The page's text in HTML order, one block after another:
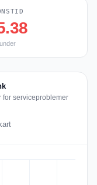
for serviceproblemer